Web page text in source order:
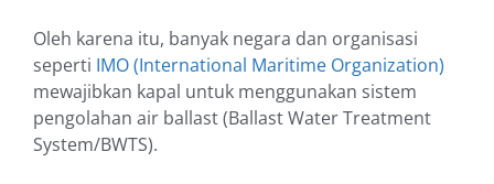
Oleh karena itu, banyak negara dan organisasi
seperti IMO (International Maritime Organization)
mewajibkan kapal untuk menggunakan sistem
pengolahan air ballast (Ballast Water Treatment
System/BWTS).